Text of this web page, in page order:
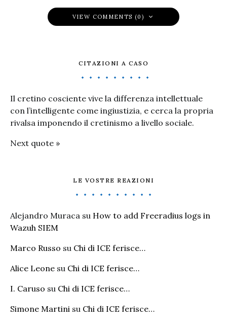
VIEW COMMENTS (0)
CITAZIONI A CASO
Il cretino cosciente vive la differenza intellettuale
con l’intelligente come ingiustizia, e cerca la propria
rivalsa imponendo il cretinismo a livello sociale.
Next quote »
LE VOSTRE REAZIONI
Alejandro Muraca su How to add Freeradius logs in
Wazuh SIEM
Marco Russo su Chi di ICE ferisce…
Alice Leone su Chi di ICE ferisce…
I. Caruso su Chi di ICE ferisce…
Simone Martini su Chi di ICE ferisce…